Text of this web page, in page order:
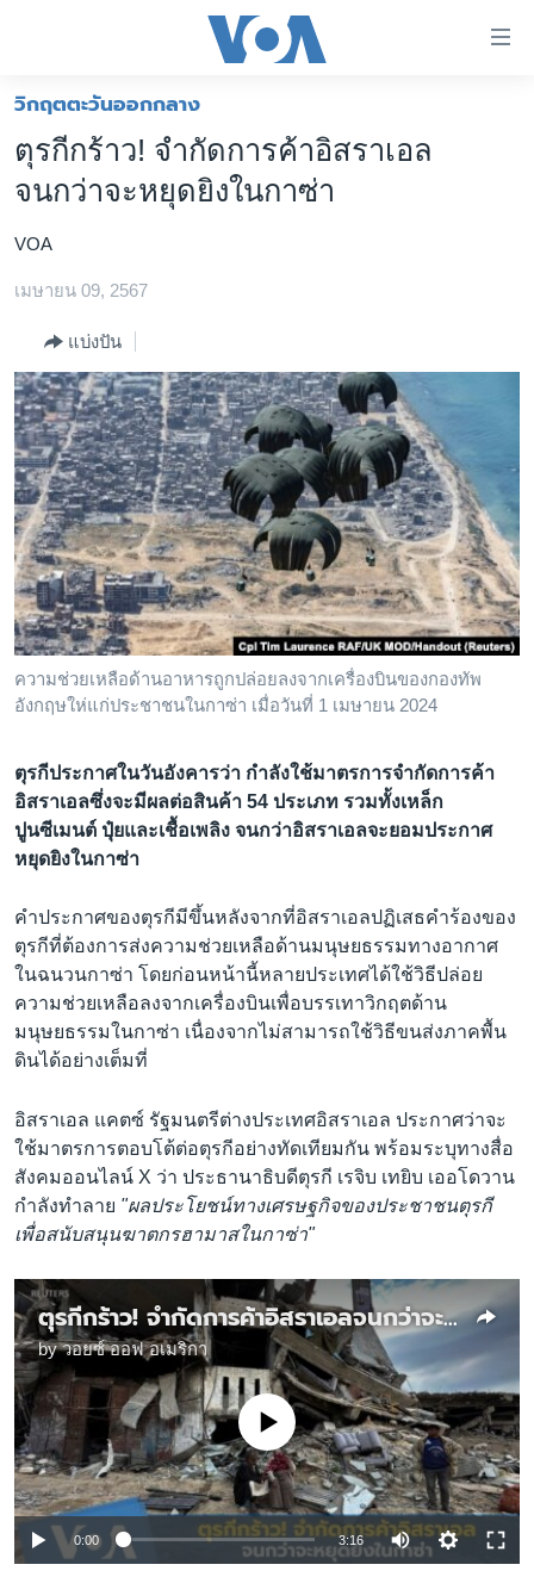
ต่อ
ไป
เนื้อหา
ข้าม
ไป
ข้าม
ไป
การ
ค้นหา
โลก
เอเชีย
สหรัฐฯ
ไทย
ธุรกิจ
วิทยาศาสตร์
สังคมและสุขภาพ
ไลฟ์สไตล์
ตรวจสอบข่าว
เรียนรู้ภาษาอังกฤษ
พอดคาสต์
ติดตามเรา
เลือกภาษา
วิกฤตตะวันออกกลาง
ตุรกีกร้าว! จำกัดการค้าอิสราเอล
จนกว่าจะหยุดยิงในกาซ่า
VOA
เมษายน 09, 2567
แบ่งปัน
ความช่วยเหลือด้านอาหารถูกปล่อยลงจากเครื่องบินของกองทัพ
อังกฤษให่แก่ประชาชนในกาซ่า เมื่อวันที่ 1 เมษายน 2024
ตุรกีประกาศในวันอังคารว่า กำลังใช้มาตรการจำกัดการค้า
อิสราเอลซึ่งจะมีผลต่อสินค้า 54 ประเภท รวมทั้งเหล็ก
ปูนซีเมนต์ ปุ๋ยและเชื้อเพลิง จนกว่าอิสราเอลจะยอมประกาศ
หยุดยิงในกาซ่า
คำประกาศของตุรกีมีขึ้นหลังจากที่อิสราเอลปฏิเสธคำร้องของ
ตุรกีที่ต้องการส่งความช่วยเหลือด้านมนุษยธรรมทางอากาศ
ในฉนวนกาซ่า โดยก่อนหน้านี้หลายประเทศได้ใช้วิธีปล่อย
ความช่วยเหลือลงจากเครื่องบินเพื่อบรรเทาวิกฤตด้าน
มนุษยธรรมในกาซ่า เนื่องจากไม่สามารถใช้วิธีขนส่งภาคพื้น
ดินได้อย่างเต็มที่
อิสราเอล แคตซ์ รัฐมนตรีต่างประเทศอิสราเอล ประกาศว่าจะ
ใช้มาตรการตอบโต้ต่อตุรกีอย่างทัดเทียมกัน พร้อมระบุทางสื่อ
สังคมออนไลน์ X ว่า ประธานาธิบดีตุรกี เรจิบ เทยิบ เออโดวาน
กำลังทำลาย "ผลประโยชน์ทางเศรษฐกิจของประชาชนตุรกี
เพื่อสนับสนุนฆาตกรฮามาสในกาซ่า"
ตุรกีกร้าว! จำกัดการค้าอิสราเอลจนกว่าจะหยุดยิงในกาซ่า
byวอยซ์ ออฟ อเมริกา
No media source currently available
0:00 3:16